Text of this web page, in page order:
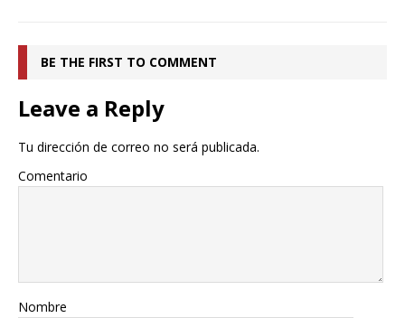
BE THE FIRST TO COMMENT
Leave a Reply
Tu dirección de correo no será publicada.
Comentario
Nombre